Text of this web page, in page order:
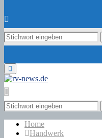
Search
Primary
Menu
Search
for:
Home
Handwerk